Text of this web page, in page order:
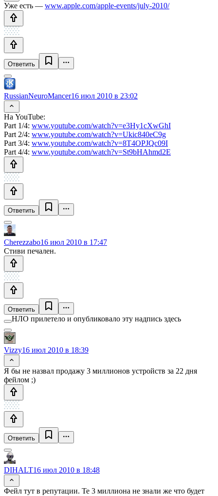
Уже есть — www.apple.com/apple-events/july-2010/
Ответить
RussianNeuroMancer16 июл 2010 в 23:02
На YouTube:
Part 1/4: www.youtube.com/watch?v=e3Hy1cXwGhI
Part 2/4: www.youtube.com/watch?v=Ukic840eC9g
Part 3/4: www.youtube.com/watch?v=8T4OPJQc09I
Part 4/4: www.youtube.com/watch?v=St9bHAhmd2E
Ответить
Cherezzabo16 июл 2010 в 17:47
Стиви печален.
Ответить
НЛО прилетело и опубликовало эту надпись здесь
Vizzy16 июл 2010 в 18:39
Я бы не назвал продажу 3 миллионов устройств за 22 дня
фейлом ;)
Ответить
DIHALT16 июл 2010 в 18:48
Фейл тут в репутации. Те 3 миллиона не знали же что будет